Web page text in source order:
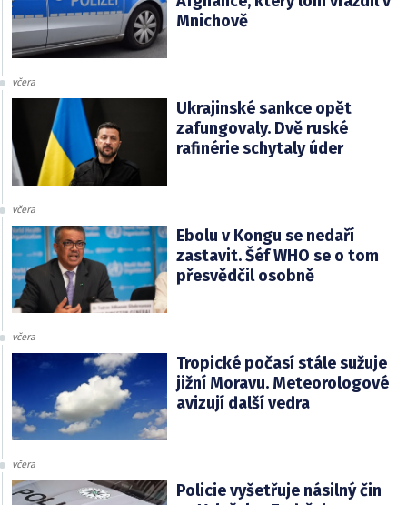
Mnichově
včera
Ukrajinské sankce opět
zafungovaly. Dvě ruské
rafinérie schytaly úder
včera
Ebolu v Kongu se nedaří
zastavit. Šéf WHO se o tom
přesvědčil osobně
včera
Tropické počasí stále sužuje
jižní Moravu. Meteorologové
avizují další vedra
včera
Policie vyšetřuje násilný čin